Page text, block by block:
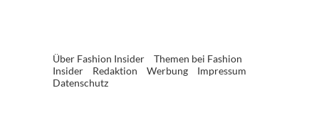
Über Fashion Insider
Themen bei Fashion
Insider
Redaktion Werbung
Impressum
Datenschutz